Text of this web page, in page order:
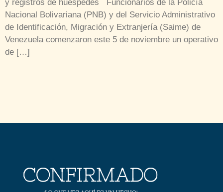
y registros de huéspedes Funcionarios de la Policía
Nacional Bolivariana (PNB) y del Servicio Administrativo
de Identificación, Migración y Extranjería (Saime) de
Venezuela comenzaron este 5 de noviembre un operativo
de […]